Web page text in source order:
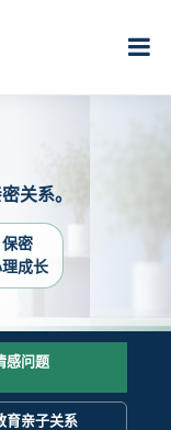
关系。
密
成长
感问题
育亲子关系